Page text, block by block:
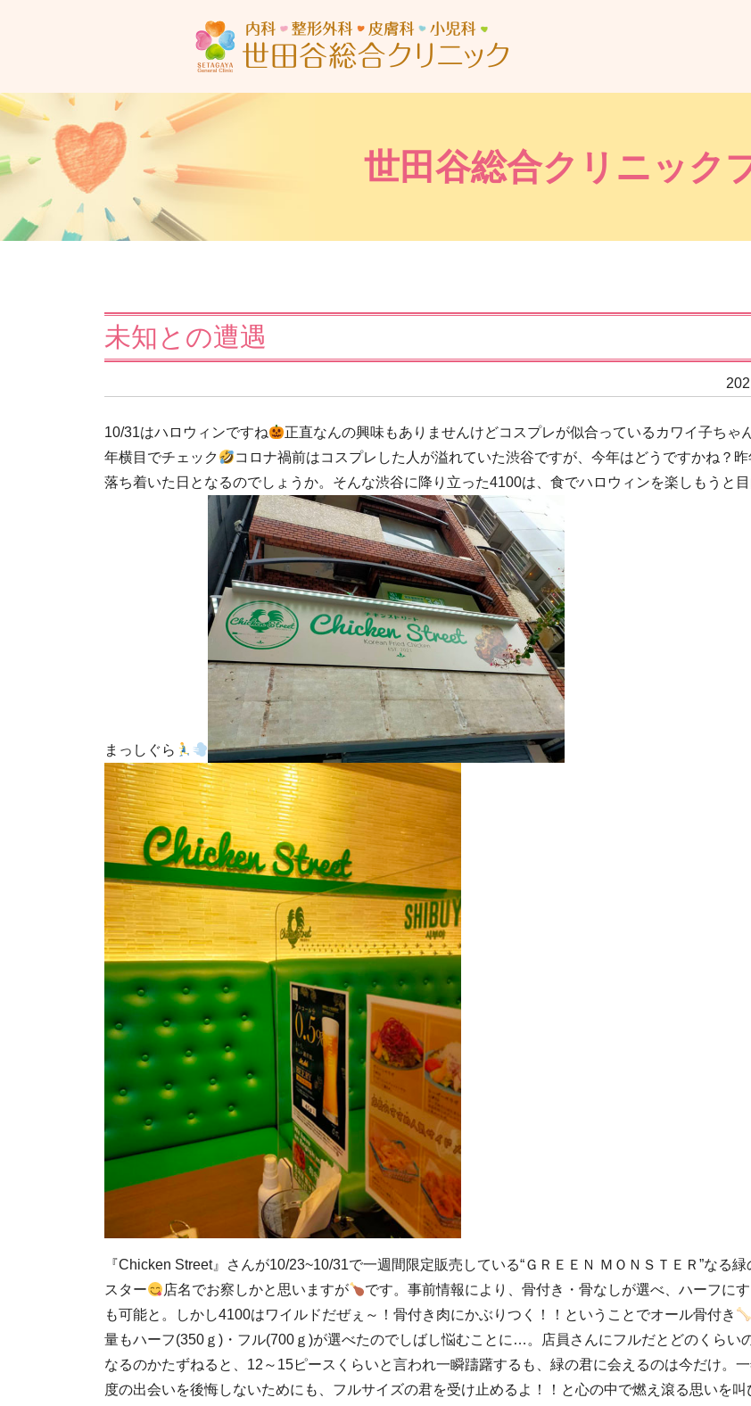
世田谷総合クリニック
未知との遭遇
10/31はハロウィンですね
正直なんの興味もありませんけどコスプレが似合っているカワイ子ちゃ
年横目でチェック
コロナ禍前はコスプレした人が溢れていた渋谷ですが、今年はどうですかね？昨
落ち着いた日となるのでしょうか。そんな渋谷に降り立った4100は、食でハロウィンを楽しもうと
まっしぐら
『Chicken Street』さんが10/23~10/31で一週間限定販売している“ＧＲＥＥＮ ＭＯＮＳＴＥＲ”なる緑
スター
店名でお察しかと思いますが
です。事前情報により、骨付き・骨なしが選べ、ハーフにす
も可能と。しかし4100はワイルドだぜぇ～！骨付き肉にかぶりつく！！ということでオール骨付き
量もハーフ(350ｇ)・フル(700ｇ)が選べたのでしばし悩むことに…。店員さんにフルだとどのくらい
なるのかたずねると、12～15ピースくらいと言われ一瞬躊躇するも、緑の君に会えるのは今だけ。
度の出会いを後悔しないためにも、フルサイズの君を受け止めるよ！！と心の中で燃え滾る思いを叫